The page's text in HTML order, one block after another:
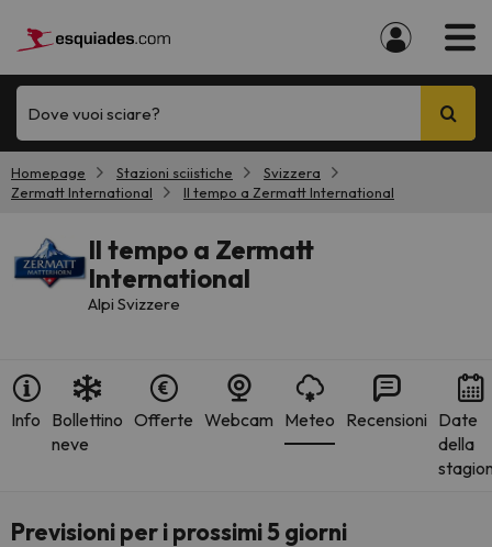
Dove vuoi sciare?
Homepage Stazioni sciistiche
Svizzera
Zermatt International
Il tempo a Zermatt International
Il tempo a Zermatt
International
Alpi Svizzere
Info Bollettino
neve
Offerte Webcam Meteo Recensioni Date
della
Previsioni per i prossimi 5 giorni